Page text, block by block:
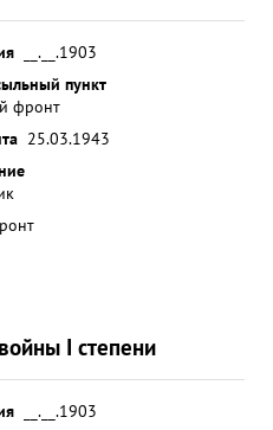
__.__.1903
пункт
фронт
25.03.1943
I степени
__.__.1903